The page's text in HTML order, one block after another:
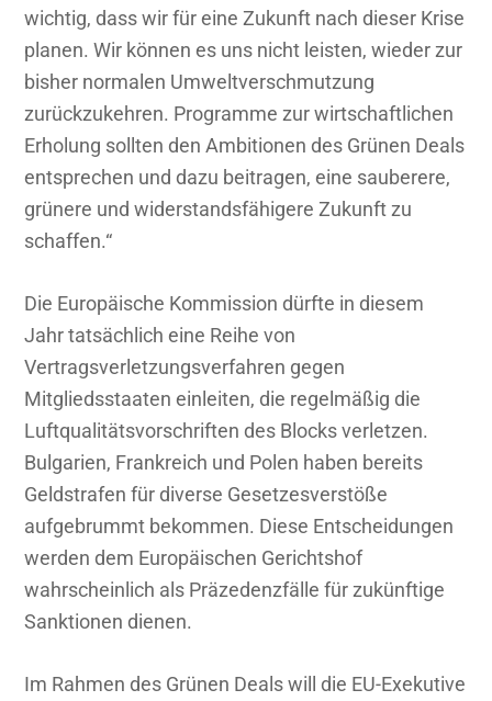
wichtig, dass wir für eine Zukunft nach dieser Krise
planen. Wir können es uns nicht leisten, wieder zur
bisher normalen Umweltverschmutzung
zurückzukehren. Programme zur wirtschaftlichen
Erholung sollten den Ambitionen des Grünen Deals
entsprechen und dazu beitragen, eine sauberere,
grünere und widerstandsfähigere Zukunft zu
schaffen.“
Die Europäische Kommission dürfte in diesem
Jahr tatsächlich eine Reihe von
Vertragsverletzungsverfahren gegen
Mitgliedsstaaten einleiten, die regelmäßig die
Luftqualitätsvorschriften des Blocks verletzen.
Bulgarien, Frankreich und Polen haben bereits
Geldstrafen für diverse Gesetzesverstöße
aufgebrummt bekommen. Diese Entscheidungen
werden dem Europäischen Gerichtshof
wahrscheinlich als Präzedenzfälle für zukünftige
Sanktionen dienen.
Im Rahmen des Grünen Deals will die EU-Exekutive